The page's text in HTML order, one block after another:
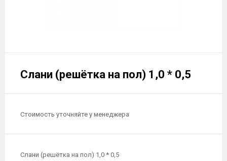
Слани (решётка на пол) 1,0 * 0,5
Стоимость уточняйте у менеджера
Слани (решётка на пол) 1,0 * 0,5